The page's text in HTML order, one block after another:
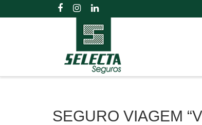
SEGURO VIAGEM